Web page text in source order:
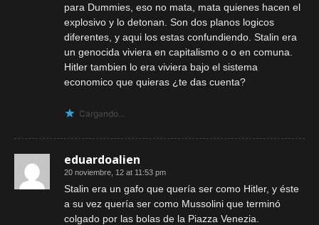
para Dummies, eso no mata, mata quienes hacen el
explosivo y lo detonan. Son dos planos logicos
diferentes, y aqui los estas confundiendo. Stalin era
un genocida viviera en capitalismo o o en comuna.
Hitler tambien lo era viviera bajo el sistema
economico que quieras ¿te das cuenta?
Cargando...
eduardoalien
20 noviembre, 12 at 11:53 pm
Stalin era un gafo que quería ser como Hitler, y éste
a su vez quería ser como Mussolini que terminó
colgado por las bolas de la Piazza Venezia.